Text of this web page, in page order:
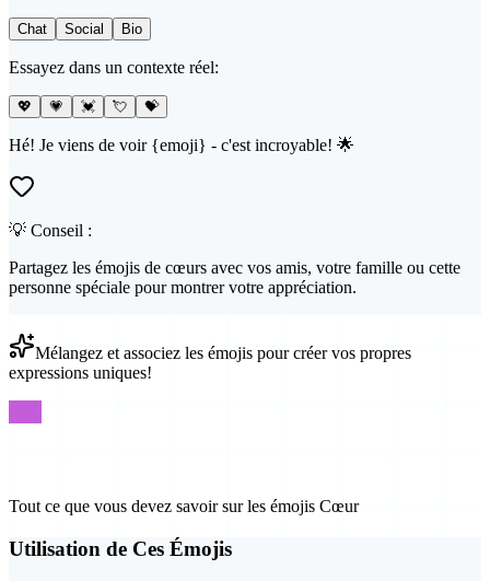
Chat Social Bio
Essayez dans un contexte réel:
💖 💗 💓 💘 💝
Hé! Je viens de voir {emoji} - c'est incroyable! 🌟
💡 Conseil :
Partagez les émojis de cœurs avec vos amis, votre famille ou cette
personne spéciale pour montrer votre appréciation.
Mélangez et associez les émojis pour créer vos propres
expressions uniques!
Tout ce que vous devez savoir sur les émojis Cœur
Utilisation de Ces Émojis